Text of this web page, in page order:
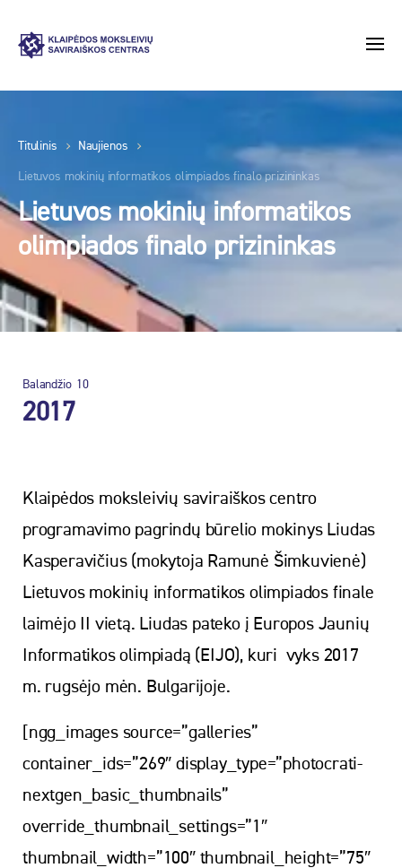
Titulinis Naujienos
Lietuvos mokinių informatikos olimpiados finalo prizininkas
Lietuvos mokinių informatikos
olimpiados finalo prizininkas
Balandžio 10
2017
Klaipėdos moksleivių saviraiškos centro
programavimo pagrindų būrelio mokinys Liudas
Kasperavičius (mokytoja Ramunė Šimkuvienė)
Lietuvos mokinių informatikos olimpiados finale
laimėjo II vietą. Liudas pateko į Europos Jaunių
Informatikos olimpiadą (EIJO), kuri vyks 2017
m. rugsėjo mėn. Bulgarijoje.
[ngg_images source=”galleries”
container_ids=”269″ display_type=”photocrati-
nextgen_basic_thumbnails”
override_thumbnail_settings=”1″
thumbnail_width=”100″ thumbnail_height=”75″